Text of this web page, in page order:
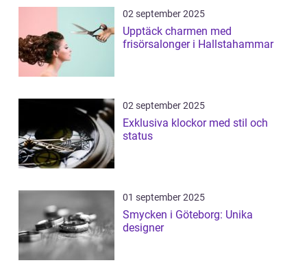
02 september 2025
Upptäck charmen med
frisörsalonger i Hallstahammar
02 september 2025
Exklusiva klockor med stil och
status
01 september 2025
Smycken i Göteborg: Unika
designer